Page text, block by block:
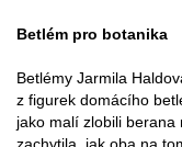
Betlém pro botanika
Betlémy Jarmila
z figurek domácího
jako malí zlobili berana
zachytila, jak oba na